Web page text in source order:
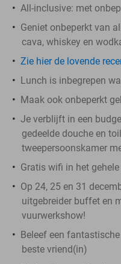
All-inclusive: met
Geniet onbeperkt van
cava, whiskey en
Zie hier de lovende
Lunch is inbegrepen
Maak ook onbeperkt
Je verblijft in een
gedeelde douche en
tweepersoonskamer
Gratis wifi in het
Op 24, 25 en 31
uitgebreider buffet en
vuurwerkshow!
Beleef een
beste vriend(in)